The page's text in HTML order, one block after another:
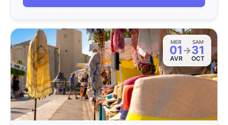
MER
01
AVR
→
SAM
31
OCT